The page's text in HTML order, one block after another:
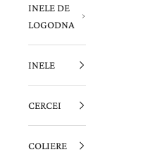
INELE DE
LOGODNA
INELE
CERCEI
COLIERE